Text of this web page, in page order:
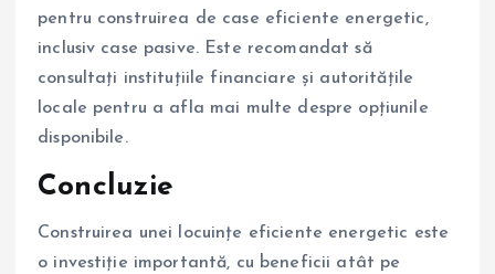
pentru construirea de case eficiente energetic,
inclusiv case pasive. Este recomandat să
consultați instituțiile financiare și autoritățile
locale pentru a afla mai multe despre opțiunile
disponibile.
Concluzie
Construirea unei locuințe eficiente energetic este
o investiție importantă, cu beneficii atât pe